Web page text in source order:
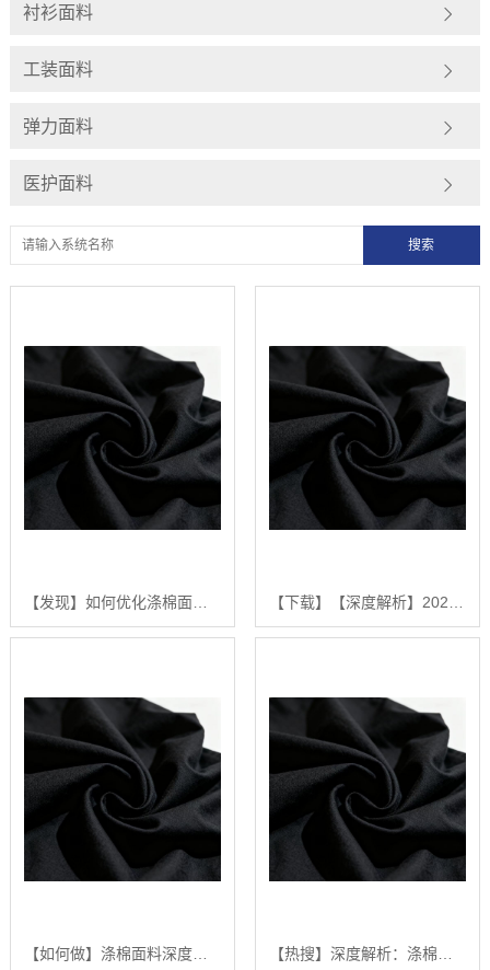
衬衫面料
工装面料
弹力面料
医护面料
【发现】如何优化涤棉面料的生产流程：陕西秦塬纺织的实践指南【怎么样?】
【如何做】涤棉面料深度解析：2024年如何选择高品质涤棉面料？【很重要?】